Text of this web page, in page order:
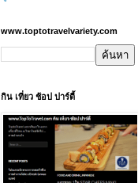
www.toptotravelvariety.com
กิน เที่ยว ช้อป ปาร์ตี้